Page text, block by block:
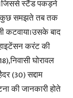
स्टैंड पकड़ने
कुछ समझते तब तक
कटवाया।उसके बाद
करंट की
घोरावल
(30) सद्दाम
की जानकारी होते